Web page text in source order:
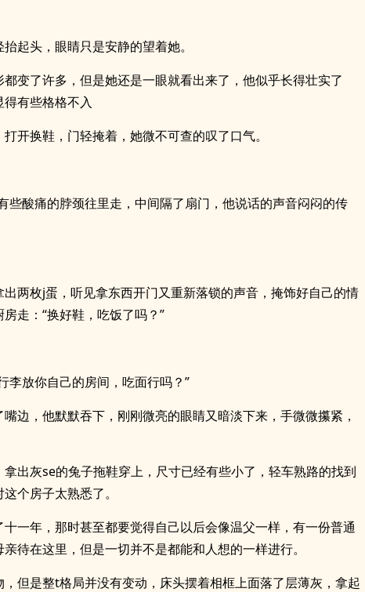
起头，眼睛只是安静的望着她。
变了许多，但是她还是一眼就看出来了，他似乎长得壮实了
有些格格不入
开换鞋，门轻掩着，她微不可查的叹了口气。
些酸痛的脖颈往里走，中间隔了扇门，他说话的声音闷闷的传
两枚j蛋，听见拿东西开门又重新落锁的声音，掩饰好自己的情
走：“换好鞋，吃饭了吗？”
李放你自己的房间，吃面行吗？”
边，他默默吞下，刚刚微亮的眼睛又暗淡下来，手微微攥紧，
出灰se的兔子拖鞋穿上，尺寸已经有些小了，轻车熟路的找到
个房子太熟悉了。
一年，那时甚至都要觉得自己以后会像温父一样，有一份普通
待在这里，但是一切并不是都能和人想的一样进行。
但是整t格局并没有变动，床头摆着相框上面落了层薄灰，拿起